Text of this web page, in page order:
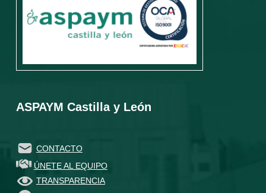
ASPAYM Castilla y León
CONTACTO
ÚNETE AL EQUIPO
TRANSPARENCIA